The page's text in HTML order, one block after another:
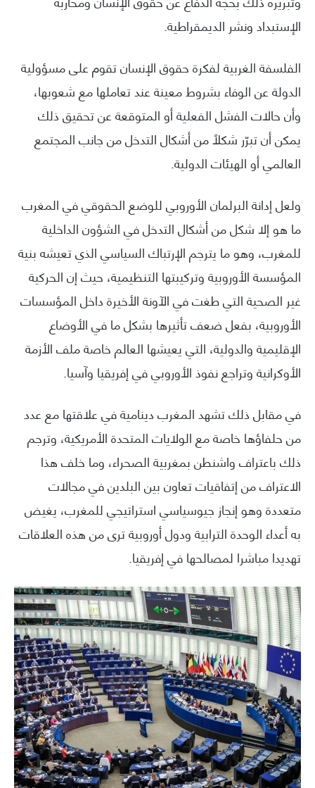
الإستبداد ونشر الديمقراطية.
الفلسفة الغربية لفكرة حقوق الإنسان تقوم على مسؤولية
الدولة عن الوفاء بشروط معينة عند تعاملها مع شعوبها،
وأن حالات الفشل الفعلية أو المتوقعة عن تحقيق ذلك
يمكن أن تبرّر شكلاً من أشكال التدخل من جانب المجتمع
العالمي أو الهيئات الدولية.
ولعل إدانة البرلمان الأوروبي للوضع الحقوقي في المغرب
ما هو إلا شكل من أشكال التدخل في الشؤون الداخلية
للمغرب، وهو ما يترجم الإرتباك السياسي الذي تعيشه بنية
المؤسسة الأوروبية وتركيبتها التنظيمية، حيث إن الحركية
غير الصحية التي طغت في الآونة الأخيرة داخل المؤسسات
الأوروبية، بفعل ضعف تأثيرها بشكل ما في الأوضاع
الإقليمية والدولية، التي يعيشها العالم خاصة ملف الأزمة
الأوكرانية وتراجع نفوذ الأوروبي في إفريقيا وآسيا.
في مقابل ذلك تشهد المغرب دينامية في علاقتها مع عدد
من حلفاؤها خاصة مع الولايات المتحدة الأمريكية، وترجم
ذلك باعتراف واشنطن بمغربية الصحراء، وما خلف هذا
الاعتراف من إتفاقيات تعاون بين البلدين في مجالات
متعددة وهو إنجاز جيوسياسي استراتيجي للمغرب، يغيض
به أعداء الوحدة الترابية ودول أوروبية ترى من هذه العلاقات
تهديدا مباشرا لمصالحها في إفريقيا.